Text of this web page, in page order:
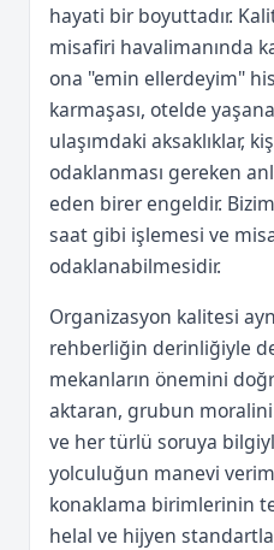
hayati bir boyuttadır.
misafiri havalimanında
ona "emin ellerdeyim"
karmaşası, otelde
ulaşımdaki aksaklıklar,
odaklanması gereken
eden birer engeldir.
saat gibi işlemesi ve
odaklanabilmesidir.
Organizasyon kalitesi
rehberliğin derinliğiyle
mekanların önemini
aktaran, grubun
ve her türlü soruya
yolculuğun manevi
konaklama birimlerinin
helal ve hijyen